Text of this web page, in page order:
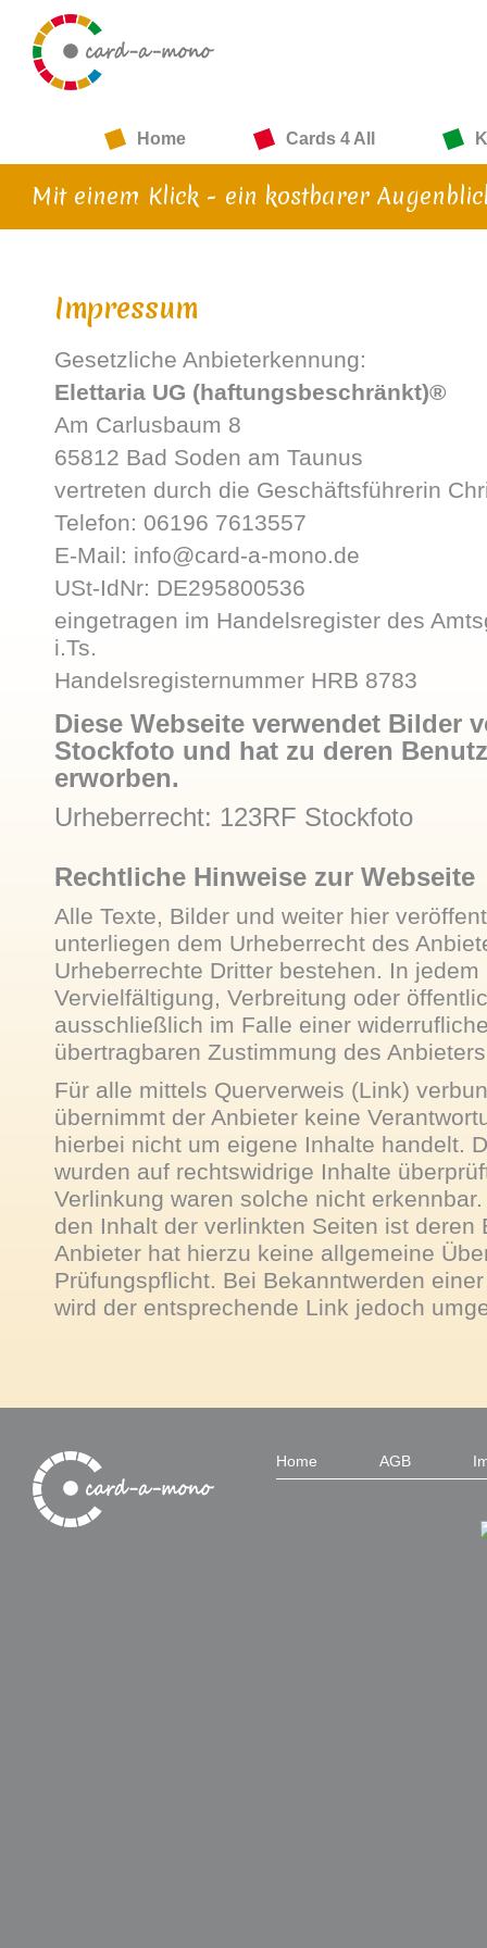
Home Cards 4 All
Mit einem Klick - ein kostbarer
Impressum
Gesetzliche Anbieterkennung:
Elettaria UG (haftungsbeschränkt)®
Am Carlusbaum 8
65812 Bad Soden am Taunus
vertreten durch die Geschäftsführerin
Telefon: 06196 7613557
E-Mail: info@card-a-mono.de
USt-IdNr: DE295800536
eingetragen im Handelsregister des
i.Ts.
Handelsregisternummer HRB 8783
Diese Webseite verwendet Bilder
Stockfoto und hat zu deren
erworben.
Urheberrecht: 123RF Stockfoto
Rechtliche Hinweise zur Webseite
Alle Texte, Bilder und weiter hier
unterliegen dem Urheberrecht des
Urheberrechte Dritter bestehen. In
Vervielfältigung, Verbreitung oder
ausschließlich im Falle einer
übertragbaren Zustimmung des
Für alle mittels Querverweis (Link)
übernimmt der Anbieter keine
hierbei nicht um eigene Inhalte handelt.
wurden auf rechtswidrige Inhalte
Verlinkung waren solche nicht
den Inhalt der verlinkten Seiten ist deren
Anbieter hat hierzu keine allgemeine
Prüfungspflicht. Bei Bekanntwerden
wird der entsprechende Link jedoch
Home AGB